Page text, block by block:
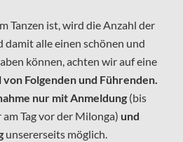
Tanzen ist, wird die Anzahl der
damit alle einen schönen und
können, achten wir auf eine
Folgenden und Führenden.
nur mit Anmeldung (bis
Tag vor der Milonga) und
unsererseits möglich.